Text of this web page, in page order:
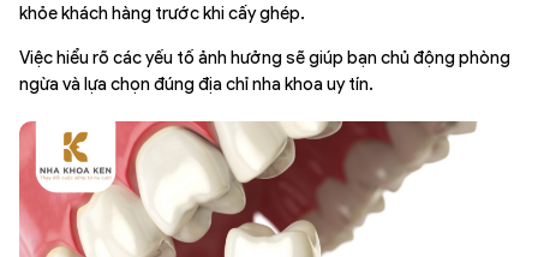
khỏe khách hàng trước khi cấy ghép.
Việc hiểu rõ các yếu tố ảnh hưởng sẽ giúp bạn chủ động phòng
ngừa và lựa chọn đúng địa chỉ nha khoa uy tín.